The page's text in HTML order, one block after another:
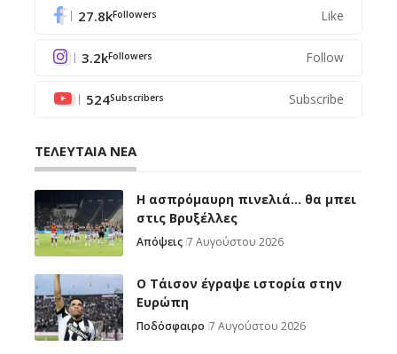
27.8kFollowers Like
3.2kFollowers Follow
524Subscribers Subscribe
ΤΕΛΕΥΤΑΙΑ ΝΕΑ
Η ασπρόμαυρη πινελιά… θα μπει
στις Βρυξέλλες
Απόψεις 7 Αυγούστου 2026
Ο Τάισον έγραψε ιστορία στην
Ευρώπη
Ποδόσφαιρο 7 Αυγούστου 2026